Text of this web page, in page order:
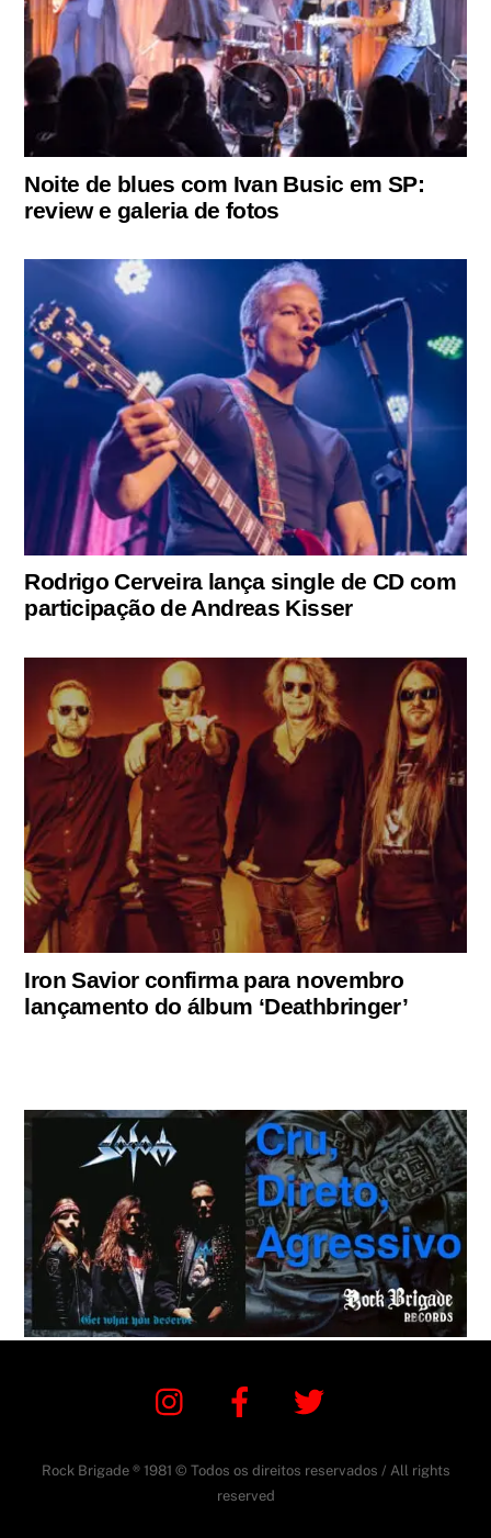
Noite de blues com Ivan Busic em SP:
review e galeria de fotos
Rodrigo Cerveira lança single de CD com
participação de Andreas Kisser
Iron Savior confirma para novembro
lançamento do álbum ‘Deathbringer’
Instagram Facebook
Rock Brigade ® 1981 © Todos os direitos reservados / All rights
reserved